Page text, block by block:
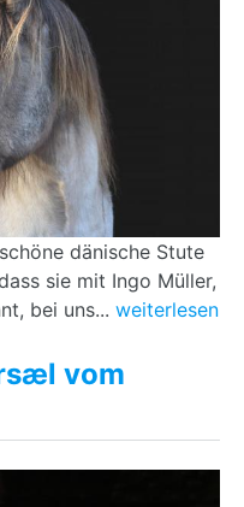
dänische Stute
sie mit Ingo Müller,
bei uns... weiterlesen
vom